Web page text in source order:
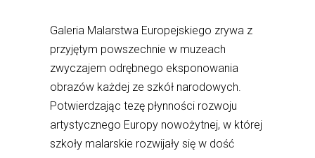
Galeria Malarstwa Europejskiego zrywa z
przyjętym powszechnie w muzeach
zwyczajem odrębnego eksponowania
obrazów każdej ze szkół narodowych.
Potwierdzając tezę płynności rozwoju
artystycznego Europy nowożytnej, w której
szkoły malarskie rozwijały się w dość